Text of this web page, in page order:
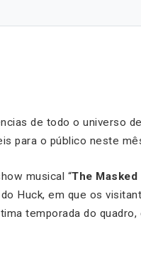
de todo o universo
para o público neste
musical “The Masked
do Huck, em que os
temporada do quadro,